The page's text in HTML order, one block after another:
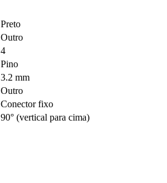
Preto
Outro
4
Pino
3.2 mm
Outro
Conector fixo
90° (vertical para cima)